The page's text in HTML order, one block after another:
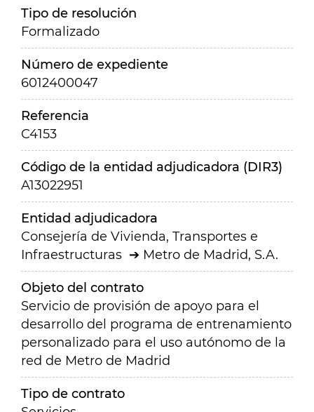
Tipo de resolución
Formalizado
Número de expediente
6012400047
Referencia
C4153
Código de la entidad adjudicadora (DIR3)
A13022951
Entidad adjudicadora
Consejería de Vivienda, Transportes e
Infraestructuras
Metro de Madrid, S.A.
Objeto del contrato
Servicio de provisión de apoyo para el
desarrollo del programa de entrenamiento
personalizado para el uso autónomo de la
red de Metro de Madrid
Tipo de contrato